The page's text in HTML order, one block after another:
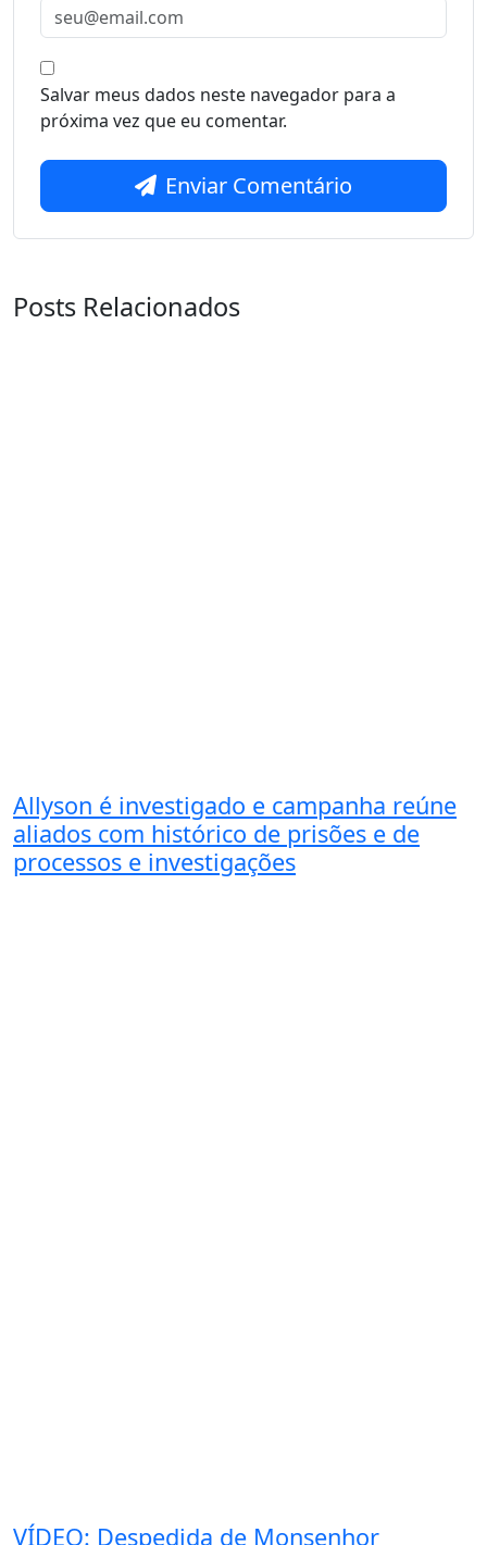
Salvar meus dados neste navegador para a
próxima vez que eu comentar.
Enviar Comentário
Posts Relacionados
Allyson é investigado e campanha reúne
aliados com histórico de prisões e de
processos e investigações
VÍDEO: Despedida de Monsenhor